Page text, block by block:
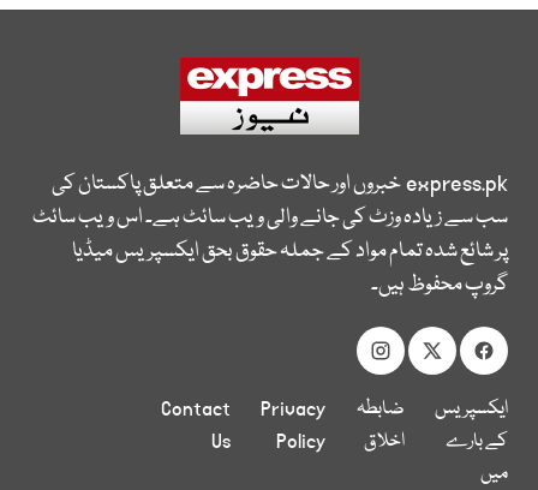
express.pkخبروں اور حالات حاضرہ سے متعلق پاکستان کی
سب سے زیادہ وزٹ کی جانے والی ویب سائٹ ہے۔ اس ویب سائٹ
پر شائع شدہ تمام مواد کے جملہ حقوق بحق ایکسپریس میڈیا
گروپ محفوظ ہیں۔
ایکسپریس
کے بارے
میں
ضابطہ
اخلاق
Privacy
Policy
Contact
Us